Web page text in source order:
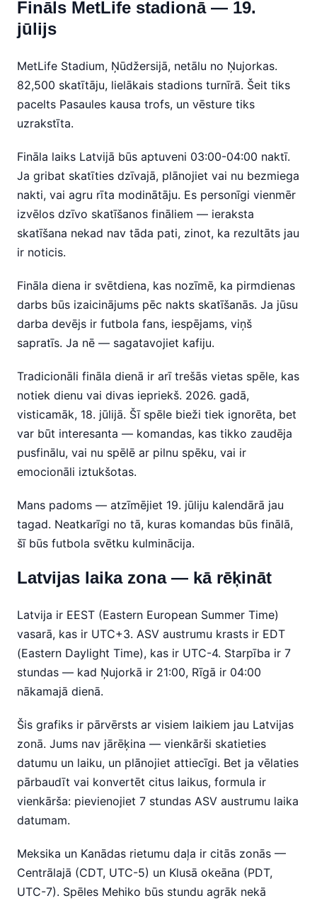
Fināls MetLife stadionā — 19.
jūlijs
MetLife Stadium, Ņūdžersijā, netālu no Ņujorkas.
82,500 skatītāju, lielākais stadions turnīrā. Šeit tiks
pacelts Pasaules kausa trofs, un vēsture tiks
uzrakstīta.
Fināla laiks Latvijā būs aptuveni 03:00-04:00 naktī.
Ja gribat skatīties dzīvajā, plānojiet vai nu bezmiega
nakti, vai agru rīta modinātāju. Es personīgi vienmēr
izvēlos dzīvo skatīšanos fināliem — ieraksta
skatīšana nekad nav tāda pati, zinot, ka rezultāts jau
ir noticis.
Fināla diena ir svētdiena, kas nozīmē, ka pirmdienas
darbs būs izaicinājums pēc nakts skatīšanās. Ja jūsu
darba devējs ir futbola fans, iespējams, viņš
sapratīs. Ja nē — sagatavojiet kafiju.
Tradicionāli fināla dienā ir arī trešās vietas spēle, kas
notiek dienu vai divas iepriekš. 2026. gadā,
visticamāk, 18. jūlijā. Šī spēle bieži tiek ignorēta, bet
var būt interesanta — komandas, kas tikko zaudēja
pusfinālu, vai nu spēlē ar pilnu spēku, vai ir
emocionāli iztukšotas.
Mans padoms — atzīmējiet 19. jūliju kalendārā jau
tagad. Neatkarīgi no tā, kuras komandas būs finālā,
šī būs futbola svētku kulminācija.
Latvijas laika zona — kā rēķināt
Latvija ir EEST (Eastern European Summer Time)
vasarā, kas ir UTC+3. ASV austrumu krasts ir EDT
(Eastern Daylight Time), kas ir UTC-4. Starpība ir 7
stundas — kad Ņujorkā ir 21:00, Rīgā ir 04:00
nākamajā dienā.
Šis grafiks ir pārvērsts ar visiem laikiem jau Latvijas
zonā. Jums nav jārēķina — vienkārši skatieties
datumu un laiku, un plānojiet attiecīgi. Bet ja vēlaties
pārbaudīt vai konvertēt citus laikus, formula ir
vienkārša: pievienojiet 7 stundas ASV austrumu laika
datumam.
Meksika un Kanādas rietumu daļa ir citās zonās —
Centrālajā (CDT, UTC-5) un Klusā okeāna (PDT,
UTC-7). Spēles Mehiko būs stundu agrāk nekā